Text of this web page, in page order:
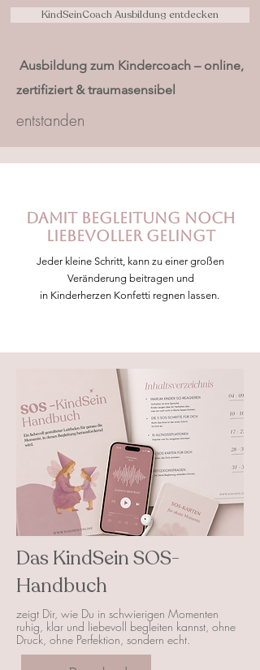
KindSeinCoach Ausbildung entdecken
Ausbildung zum Kindercoach – online,
zertifiziert & traumasensibel
entstanden
Damit Begleitung noch
liebevoller gelingt
Jeder kleine Schritt, kann zu einer großen
Veränderung beitragen und
in Kinderherzen Konfetti regnen lassen.
Das KindSein SOS-
Handbuch
zeigt Dir, wie Du in schwierigen Momenten
ruhig, klar und liebevoll begleiten kannst, ohne
Druck, ohne Perfektion, sondern echt.